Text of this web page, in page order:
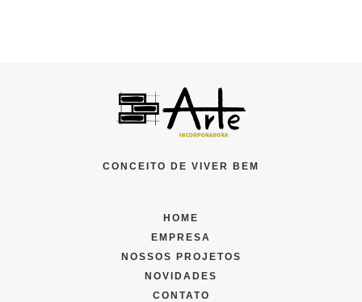
CONCEITO DE VIVER BEM
HOME
EMPRESA
NOSSOS PROJETOS
NOVIDADES
CONTATO